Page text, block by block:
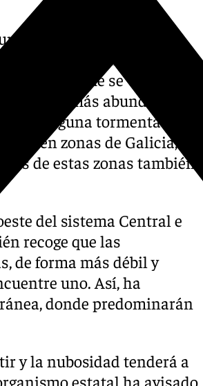
frente atlántico muy
Aitor. Éste conllevará un
que se
manera más abundante en
alguna tormenta
en zonas de Galicia,
de estas zonas también
del sistema Central e
recoge que las
de forma más débil y
uno. Así, ha
donde predominarán
y la nubosidad tenderá a
estatal ha avisado